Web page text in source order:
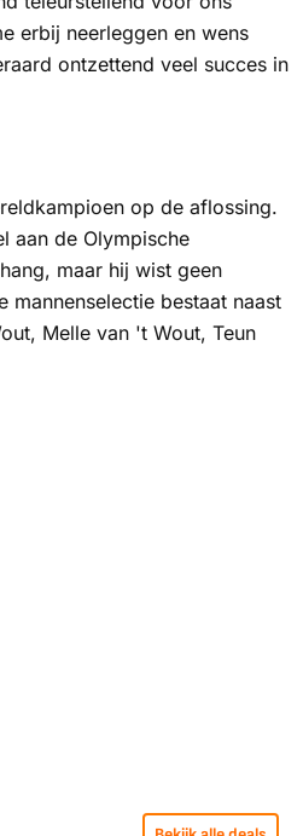
erbij neerleggen en wens
ontzettend veel succes in
op de aflossing.
aan de Olympische
maar hij wist geen
mannenselectie bestaat naast
Melle van 't Wout, Teun